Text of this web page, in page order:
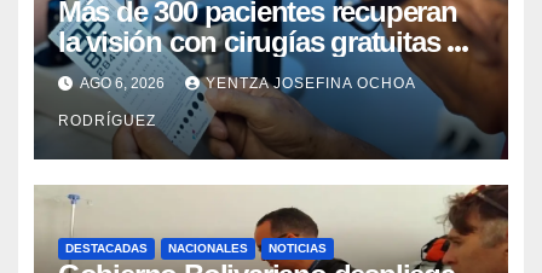
Más de 300 pacientes recuperan
la visión con cirugías gratuitas de
cataratas en Zulia
AGO 6, 2026 YENTZA JOSEFINA OCHOA
RODRÍGUEZ
DESTACADAS NACIONALES NOTICIAS